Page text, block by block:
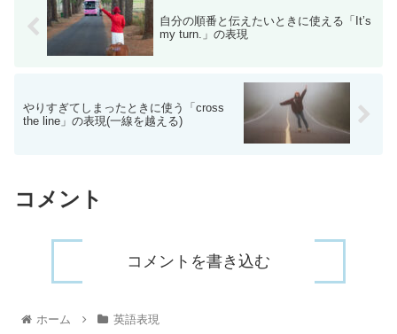
自分の順番と伝えたいときに使える「It’s
my turn.」の表現
やりすぎてしまったときに使う「cross
the line」の表現(一線を越える)
コメント
コメントを書き込む
ホーム 英語表現